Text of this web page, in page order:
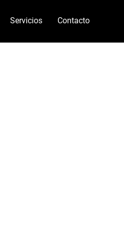
Servicios Contacto